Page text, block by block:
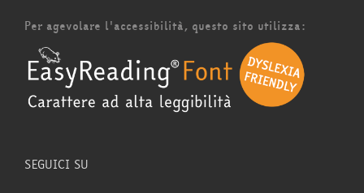
Per agevolare l'accessibilità, questo sito utilizza:
SEGUICI SU